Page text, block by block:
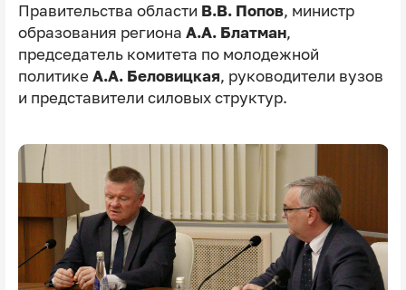
Правительства области В.В. Попов, министр
образования региона А.А. Блатман,
председатель комитета по молодежной
политике А.А. Беловицкая, руководители вузов
и представители силовых структур.